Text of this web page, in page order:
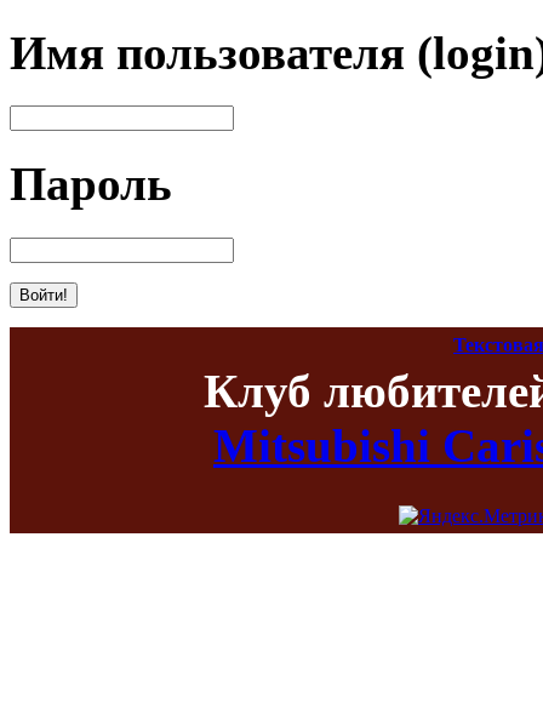
Имя пользователя
Пароль
Клуб
Mitsubishi